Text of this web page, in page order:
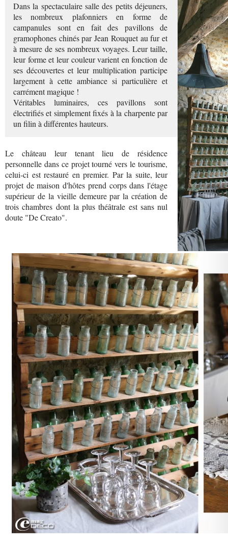
Dans la spectaculaire salle des petits déjeuners,
les nombreux plafonniers en forme de
campanules sont en fait des pavillons de
gramophones chinés par Jean Rouquet au fur et
à mesure de ses nombreux voyages. Leur taille,
leur forme et leur couleur varient en fonction de
ses découvertes et leur multiplication participe
largement à cette ambiance si particulière et
carrément magique !
Véritables luminaires, ces pavillons sont
électrifiés et simplement fixés à la charpente par
un filin à différentes hauteurs.
Le château leur tenant lieu de résidence
personnelle dans ce projet tourné vers le tourisme,
celui-ci est restauré en premier. Par la suite, leur
projet de maison d'hôtes prend corps dans l'étage
supérieur de la vieille demeure par la création de
trois chambres dont la plus théâtrale est sans nul
doute "De Creato".